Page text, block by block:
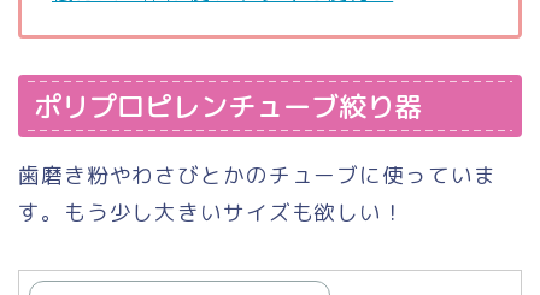
ポリプロピレンチューブ絞り器
歯磨き粉やわさびとかのチューブに使っていま
す。もう少し大きいサイズも欲しい！